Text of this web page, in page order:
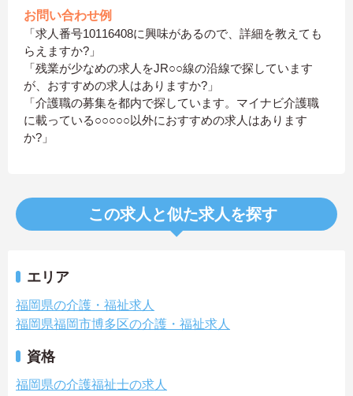
お問い合わせ例
「求人番号10116408に興味があるので、詳細を教えても
らえますか?」
「残業が少なめの求人をJR○○線の沿線で探しています
が、おすすめの求人はありますか?」
「介護職の募集を都内で探しています。マイナビ介護職
に載っている○○○○○以外におすすめの求人はあります
か?」
この求人と似た求人を探す
エリア
福岡県の介護・福祉求人
福岡県福岡市博多区の介護・福祉求人
資格
福岡県の介護福祉士の求人